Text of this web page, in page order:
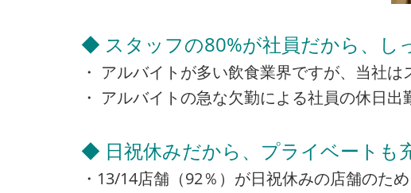
◆ スタッフの80%が社員だから、し
・ アルバイトが多い飲食業界ですが、当社
・ アルバイトの急な欠勤による社員の休日出
◆ 日祝休みだから、プライベートも
・13/14店舗（92％）が日祝休みの店舗のた